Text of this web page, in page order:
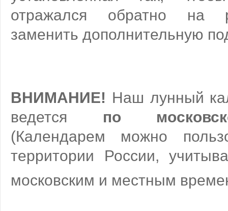
отражался обратно на
заменить дополнительную
ВНИМАНИЕ! Наш лунный
ведется по
(Календарем можно
территории России,
московским и местным